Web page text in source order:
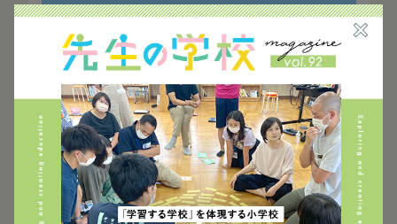
（3）仲間の意見をよく聴こう
活動内容やクラスの状況、学年などによってこのグラ
ンドルールの内容は変わります。ポイントは、心理的
安全性を高める３つの要素（ここにいても大丈夫、失
敗しても間違っても大丈夫、ありのままの自分でいら
れる）を満たしていることです。